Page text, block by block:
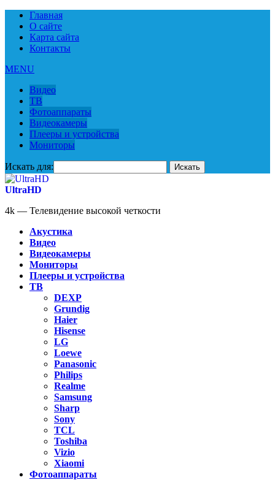
Главная
О сайте
Карта сайта
Контакты
MENU
Видео
ТВ
Фотоаппараты
Видеокамеры
Плееры и устройства
Мониторы
Искать для:
UltraHD
4k — Телевидение высокой четкости
Акустика
Видео
Видеокамеры
Мониторы
Плееры и устройства
ТВ
DEXP
Grundig
Haier
Hisense
LG
Loewe
Panasonic
Philips
Realme
Samsung
Sharp
Sony
TCL
Toshiba
Vizio
Xiaomi
Фотоаппараты